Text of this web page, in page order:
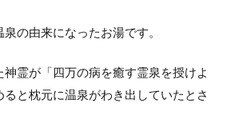
の由来になったお湯です。
霊が「四万の病を癒す霊泉を授けよ
と枕元に温泉がわき出していたとさ